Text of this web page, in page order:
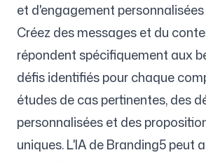
et d'engagement personnalisées
Créez des messages et du
répondent spécifiquement aux
défis identifiés pour chaque
études de cas pertinentes, des
personnalisées et des
uniques. L'IA de Branding5 peut